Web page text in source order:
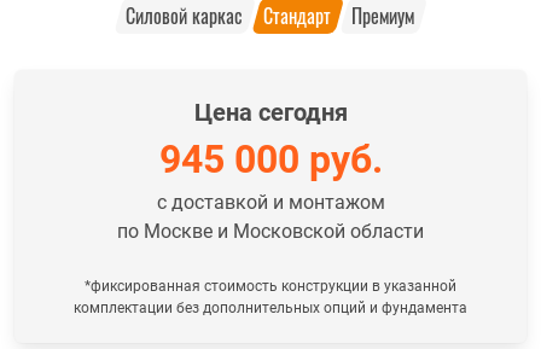
Силовой каркас Стандарт Премиум
Цена сегодня
945 000 руб.
с доставкой и монтажом
по Москве и Московской области
*фиксированная стоимость конструкции в указанной
комплектации без дополнительных опций и фундамента